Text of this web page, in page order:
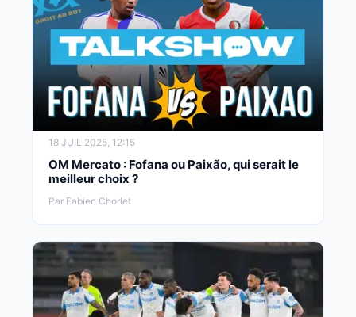
18 JUIL 2025, 12:15
OM Mercato : Fofana ou Paixão, qui serait le
meilleur choix ?
Par Fabien Chorlet